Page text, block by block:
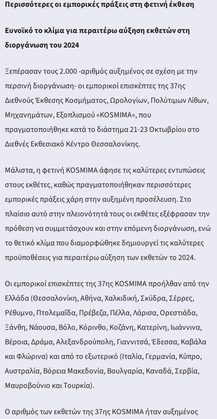
Περισσότερες οι εμπορικές πράξεις στη φετινή έκθεση
Ευνοϊκό το κλίμα για περαιτέρω αύξηση εκθετών στη
διοργάνωση του 2024
Ξεπέρασαν τους 2.000 -αριθμός αυξημένος σε σχέση με την
περσινή διοργάνωση- οι εμπορικοί επισκέπτες της 37ης
Διεθνούς Έκθεσης Κοσμήματος, Ωρολογίων, Πολύτιμων Λίθων,
Μηχανημάτων, Εξοπλισμού «KOSMIMA», που
πραγματοποιήθηκε κατά το διάστημα 21-23 Οκτωβρίου στο
Διεθνές Εκθεσιακό Κέντρο Θεσσαλονίκης.
Μάλιστα, η φετινή KOSMIMA άφησε τις καλύτερες εντυπώσεις
στους εκθέτες, καθώς πραγματοποιήθηκαν περισσότερες
εμπορικές πράξεις χάρη στην αυξημένη προσέλευση. Στο
πλαίσιο αυτό στην πλειονότητά τους οι εκθέτες εξέφρασαν την
πρόθεση να συμμετάσχουν και στην επόμενη διοργάνωση, ενώ
το θετικό κλίμα που διαμορφώθηκε δημιουργεί τις καλύτερες
προϋποθέσεις για περαιτέρω αύξηση των εκθετών το 2024.
Οι εμπορικοί επισκέπτες της 37ης KOSMIMA προήλθαν από την
Ελλάδα (Θεσσαλονίκη, Αθήνα, Χαλκιδική, Σκύδρα, Σέρρες,
Ρέθυμνο, Πτολεμαΐδα, Πρέβεζα, Πέλλα, Λάρισα, Ορεστιάδα,
Ξάνθη, Νάουσα, Βόλο, Κόρινθο, Κοζάνη, Κατερίνη, Ιωάννινα,
Βέροια, Δράμα, Αλεξανδρούπολη, Γιαννιτσά, Έδεσσα, Καβάλα
και Φλώρινα) και από το εξωτερικό (Ιταλία, Γερμανία, Κύπρο,
Αυστραλία, Βόρεια Μακεδονία, Βουλγαρία, Καναδά, Σερβία,
Μαυροβούνιο και Τουρκία).
Ο αριθμός των εκθετών της 37ης KOSMIMA ήταν αυξημένος